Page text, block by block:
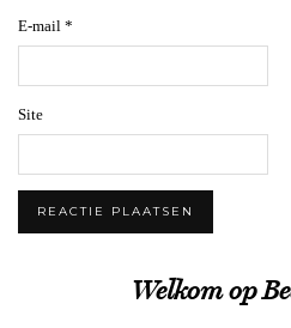
E-mail *
Site
Welkom op